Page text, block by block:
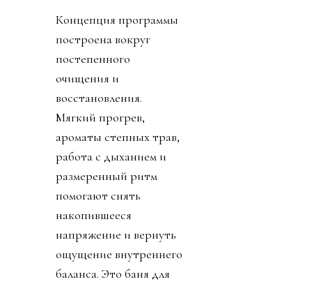
Концепция программы
построена вокруг
постепенного
очищения и
восстановления.
Мягкий прогрев,
ароматы степных трав,
работа с дыханием и
размеренный ритм
помогают снять
накопившееся
напряжение и вернуть
ощущение внутреннего
баланса. Это баня для